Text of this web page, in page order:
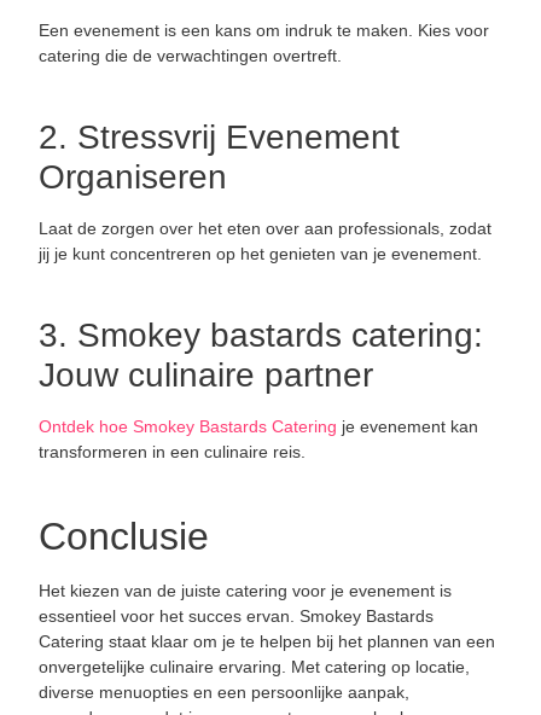
Een evenement is een kans om indruk te maken. Kies voor
catering die de verwachtingen overtreft.
2. Stressvrij Evenement
Organiseren
Laat de zorgen over het eten over aan professionals, zodat
jij je kunt concentreren op het genieten van je evenement.
3. Smokey bastards catering:
Jouw culinaire partner
Ontdek hoe Smokey Bastards Catering je evenement kan
transformeren in een culinaire reis.
Conclusie
Het kiezen van de juiste catering voor je evenement is
essentieel voor het succes ervan. Smokey Bastards
Catering staat klaar om je te helpen bij het plannen van een
onvergetelijke culinaire ervaring. Met catering op locatie,
diverse menuopties en een persoonlijke aanpak,